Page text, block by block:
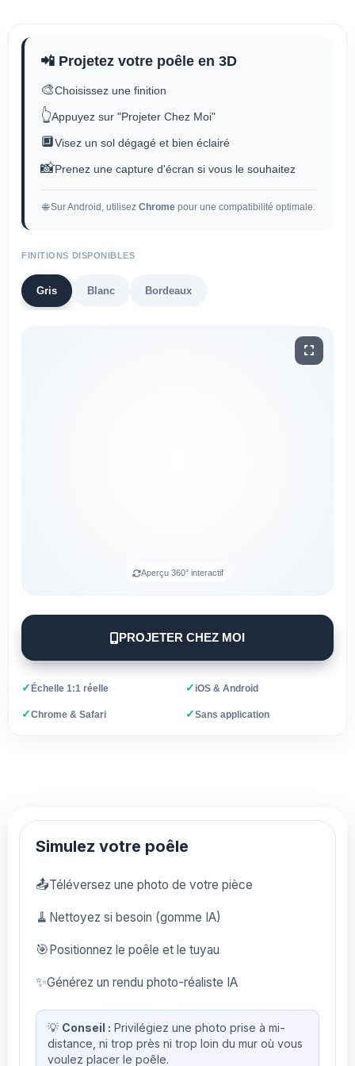
📲 Projetez votre poêle en 3D
🎨Choisissez une finition
👆Appuyez sur "Projeter Chez Moi"
🔲Visez un sol dégagé et bien éclairé
📸Prenez une capture d'écran si vous le souhaitez
🌐 Sur Android, utilisez Chrome pour une compatibilité optimale.
FINITIONS DISPONIBLES
Gris Blanc Bordeaux
Aperçu 360° interactif
PROJETER CHEZ MOI
✓Échelle 1:1 réelle ✓iOS & Android
✓Chrome & Safari ✓Sans application
Simulez votre poêle
📤Téléversez une photo de votre pièce
🧹 Nettoyez si besoin (gomme IA)
🎯Positionnez le poêle et le tuyau
✨Générez un rendu photo-réaliste IA
💡 Conseil : Privilégiez une photo prise à mi-
distance, ni trop près ni trop loin du mur où vous
voulez placer le poêle.